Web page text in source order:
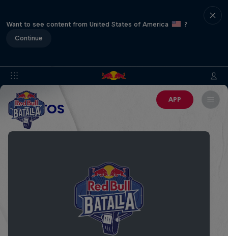
Want to see content from United States of America
?
Continue
APP
EVENTOS